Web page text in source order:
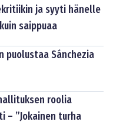
ja syyti hänelle
saippuaa
puolustaa Sánchezia
roolia
”Jokainen turha